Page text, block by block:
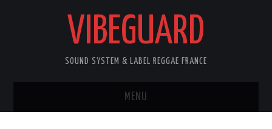
VIBEGUARD
SOUND SYSTEM & LABEL REGGAE FRANCE
MENU